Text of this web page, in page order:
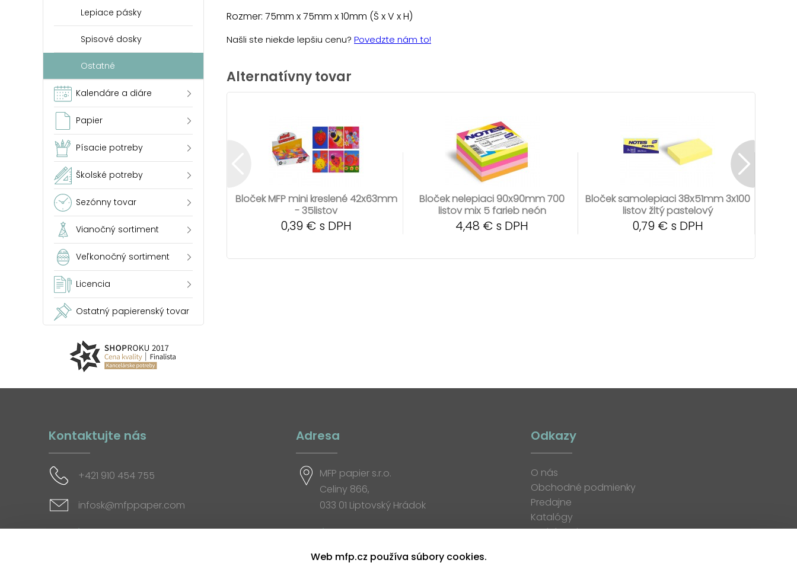
Lepiace pásky
Spisové dosky
Ostatné
Kalendáre a diáre
Papier
Písacie potreby
Školské potreby
Sezónny tovar
Vianočný sortiment
Veľkonočný sortiment
Licencia
Ostatný papierenský tovar
Rozmer: 75mm x 75mm x 10mm (Š x V x H)
Našli ste niekde lepšiu cenu? Povedzte nám to!
Alternatívny tovar
Bloček MFP mini kreslené 42x63mm
- 35listov
0,39 € s DPH
Bloček nelepiaci 90x90mm 700
listov mix 5 farieb neón
4,48 € s DPH
Bloček samolepiaci 38x51mm 3x100
listov žltý pastelový
0,79 € s DPH
Kontaktujte nás
+421 910 454 755
infosk@mfppaper.com
Sociálne siete
Adresa
MFP papier s.r.o.
Celiny 866,
033 01 Liptovský Hrádok
Otváracia doba
Odkazy
O nás
Obchodné podmienky
Predajne
Katalógy
K stiahnutiu
Web mfp.cz používa súbory cookies.